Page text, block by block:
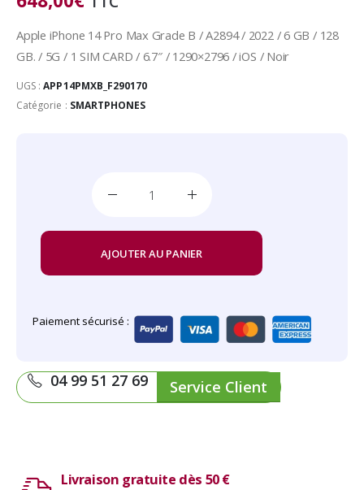
Apple iPhone 14 Pro Max Grade B / A2894 / 2022 / 6 GB / 128
GB. / 5G / 1 SIM CARD / 6.7″ / 1290×2796 / iOS / Noir
UGS :APP14PMXB_F290170
Catégorie : SMARTPHONES
AJOUTER AU PANIER
Paiement sécurisé :
04 99 51 27 69 Service Client
Livraison gratuite dès 50 €